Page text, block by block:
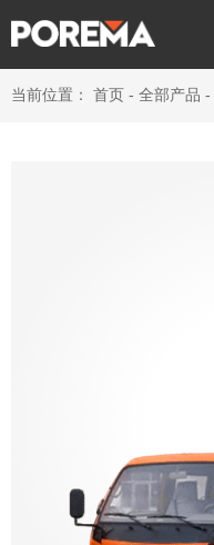
当前位置： 首页 - 全部产品 -